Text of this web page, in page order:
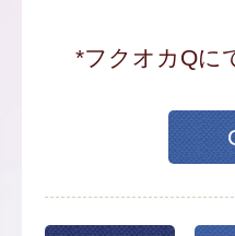
*フクオカQに